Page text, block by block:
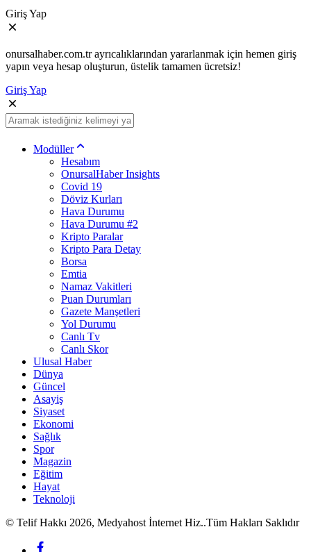
Giriş Yap
onursalhaber.com.tr ayrıcalıklarından yararlanmak için hemen giriş
yapın veya hesap oluşturun, üstelik tamamen ücretsiz!
Giriş Yap
Modüller
Hesabım
OnursalHaber Insights
Covid 19
Döviz Kurları
Hava Durumu
Hava Durumu #2
Kripto Paralar
Kripto Para Detay
Borsa
Emtia
Namaz Vakitleri
Puan Durumları
Gazete Manşetleri
Yol Durumu
Canlı Tv
Canlı Skor
Ulusal Haber
Dünya
Güncel
Asayiş
Siyaset
Ekonomi
Sağlık
Spor
Magazin
Eğitim
Hayat
Teknoloji
© Telif Hakkı 2026, Medyahost İnternet Hiz..Tüm Hakları Saklıdır